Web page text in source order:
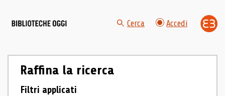
Cerca Accedi
Raffina la ricerca
Filtri applicati